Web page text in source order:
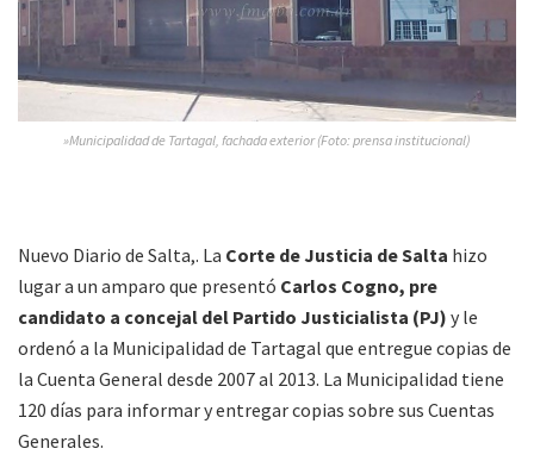
»Municipalidad de Tartagal, fachada exterior (Foto: prensa institucional)
Nuevo Diario de Salta,. La Corte de Justicia de Salta hizo
lugar a un amparo que presentó Carlos Cogno, pre
candidato a concejal del Partido Justicialista (PJ) y le
ordenó a la Municipalidad de Tartagal que entregue copias de
la Cuenta General desde 2007 al 2013. La Municipalidad tiene
120 días para informar y entregar copias sobre sus Cuentas
Generales.